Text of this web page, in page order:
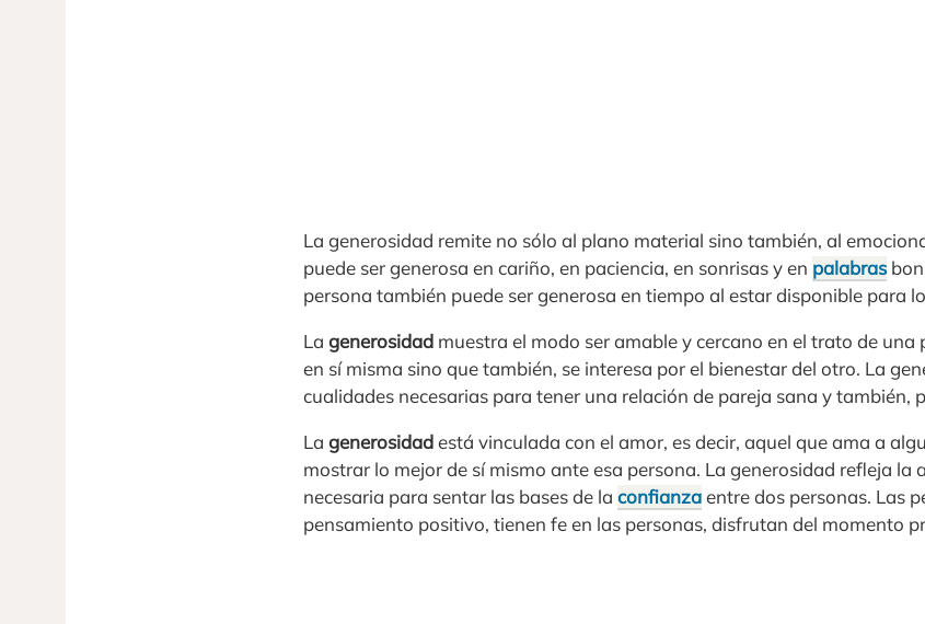
La generosidad remite no sólo al plano material sino también, al
puede ser generosa en cariño, en paciencia, en sonrisas y en palabras
persona también puede ser generosa en tiempo al estar disponible para
La generosidad muestra el modo ser amable y cercano en el trato de una
en sí misma sino que también, se interesa por el bienestar del otro. La
cualidades necesarias para tener una relación de pareja sana y también,
La generosidadestá vinculada con el amor, es decir, aquel que ama a
mostrar lo mejor de sí mismo ante esa persona. La generosidad refleja la
necesaria para sentar las bases de la confianzaentre dos personas. Las
pensamiento positivo, tienen fe en las personas, disfrutan del momento